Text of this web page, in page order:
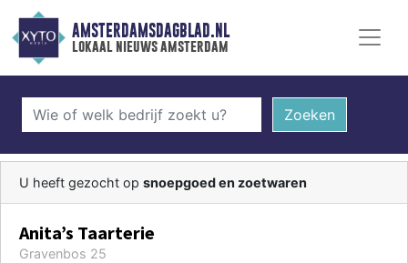
AMSTERDAMSDAGBLAD.NL
lokaal nieuws amsterdam
Zoeken
U heeft gezocht op snoepgoed en zoetwaren
Anita’s Taarterie
Gravenbos 25